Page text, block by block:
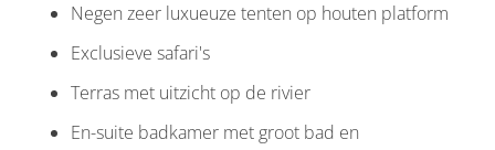
Negen zeer luxueuze tenten op houten platform
Exclusieve safari's
Terras met uitzicht op de rivier
En-suite badkamer met groot bad en